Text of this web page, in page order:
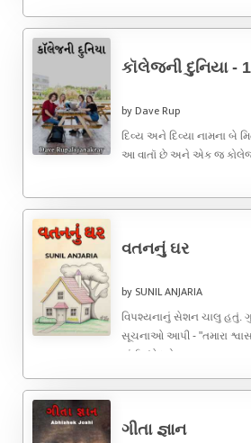
કૉલેજની દુનિયા - 1
by Dave Rup
દિવ્ય અને દિવ્યા નામના બે
આ વાતૉ છે અને એક જ‌
વતનનું ઘર
by SUNIL ANJARIA
વિપશ્યનાનું સેશન ચાલુ હતું.
સૂચનાઓ આપી - "તમારા
કાંઈ સંવેદનો ...
ગીતા જ્ઞાન